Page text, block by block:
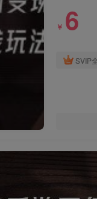
￥ 6
SVIP